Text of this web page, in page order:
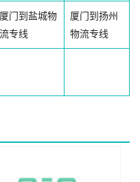
厦门到盐城物
流专线
厦门到扬州
物流专线